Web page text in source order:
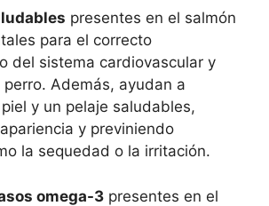
presentes en el salmón
para el correcto
del sistema cardiovascular y
Además, ayudan a
y un pelaje saludables,
y previniendo
la sequedad o la irritación.
omega-3 presentes en el